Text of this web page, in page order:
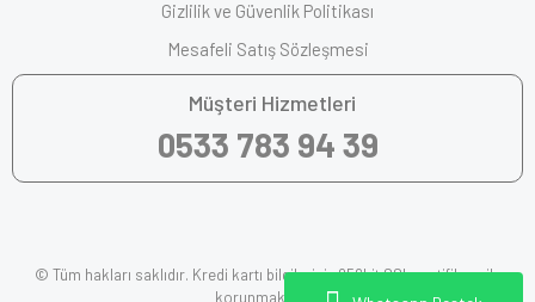
Gizlilik ve Güvenlik Politikası
Mesafeli Satış Sözleşmesi
Müşteri Hizmetleri
0533 783 94 39
© Tüm hakları saklıdır. Kredi kartı bilgileriniz 256bit SSL sertifikası ile
korunmaktadır.